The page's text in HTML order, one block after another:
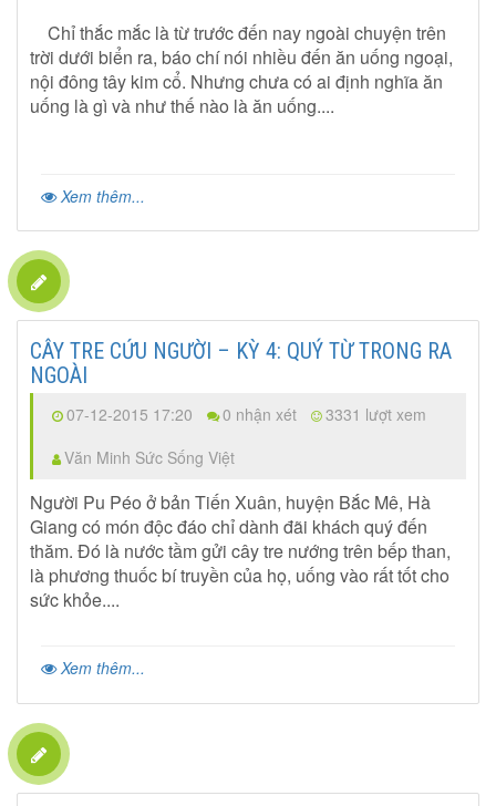
Chỉ thắc mắc là từ trước đến nay ngoài chuyện trên
trời dưới biển ra, báo chí nói nhiều đến ăn uống ngoại,
nội đông tây kim cổ. Nhưng chưa có ai định nghĩa ăn
uống là gì và như thế nào là ăn uống....
Xem thêm...
CÂY TRE CỨU NGƯỜI – KỲ 4: QUÝ TỪ TRONG RA
NGOÀI
07-12-2015 17:20 0 nhận xét
3331 lượt xem
Văn Minh Sức Sống Việt
Người Pu Péo ở bản Tiến Xuân, huyện Bắc Mê, Hà
Giang có món độc đáo chỉ dành đãi khách quý đến
thăm. Đó là nước tầm gửi cây tre nướng trên bếp than,
là phương thuốc bí truyền của họ, uống vào rất tốt cho
sức khỏe....
Xem thêm...